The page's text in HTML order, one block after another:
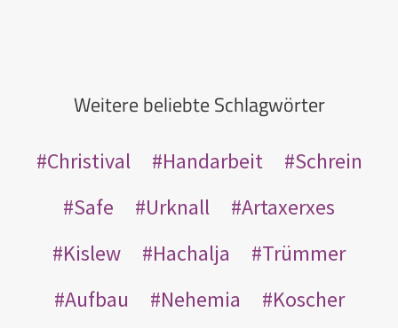
Weitere beliebte Schlagwörter
Christival Handarbeit
Schrein
Safe
Urknall
Artaxerxes
Kislew
Hachalja
Trümmer
Aufbau
Nehemia
Koscher